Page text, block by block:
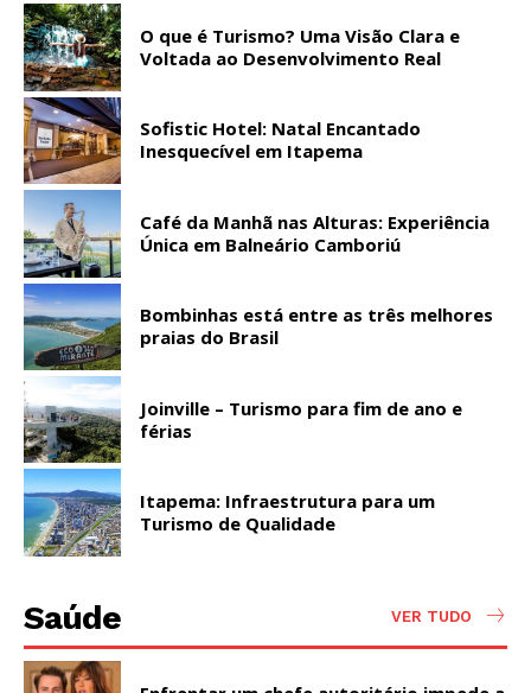
O que é Turismo? Uma Visão Clara e
Voltada ao Desenvolvimento Real
Sofistic Hotel: Natal Encantado
Inesquecível em Itapema
Café da Manhã nas Alturas: Experiência
Única em Balneário Camboriú
Bombinhas está entre as três melhores
praias do Brasil
Joinville – Turismo para fim de ano e
férias
Itapema: Infraestrutura para um
Turismo de Qualidade
Saúde VER TUDO